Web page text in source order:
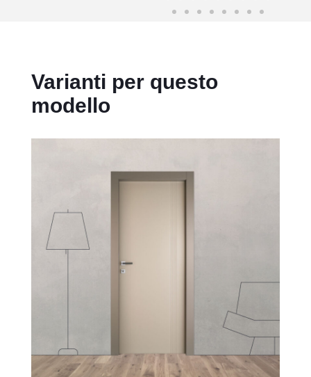
Varianti per questo
modello